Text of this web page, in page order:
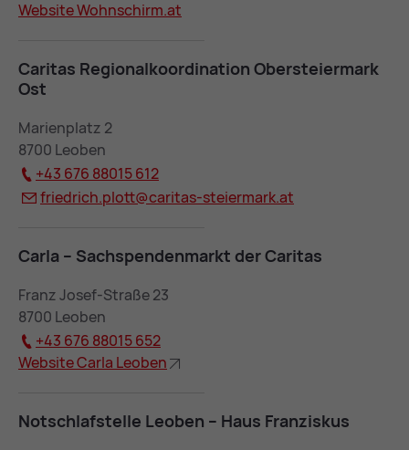
Web­site Wohn­schirm.at
Ca­ri­tas Re­gio­nal­ko­or­di­na­ti­on Ober­stei­er­mark
Ost
Marienplatz 2
8700 Leoben
+43 676 88015 612
fried­rich.plott@ca­ri­tas-stei­er­mark.at
Car­la – Sach­spen­den­markt der Ca­ri­tas
Franz Josef-Straße 23
8700 Leoben
+43 676 88015 652
Web­site Car­la Leo­ben
Not­schlaf­stel­le Leo­ben – Haus Fran­zis­kus